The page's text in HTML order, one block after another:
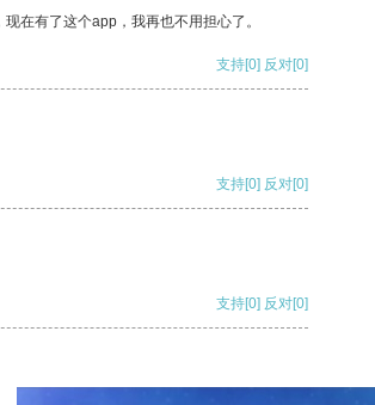
在有了这个app，我再也不用担心了。
支持[0] 反对[0]
支持[0] 反对[0]
支持[0] 反对[0]